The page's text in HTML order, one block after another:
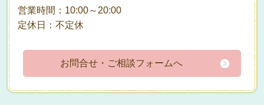
営業時間：10:00～20:00
定休日：不定休
お問合せ・ご相談フォームへ